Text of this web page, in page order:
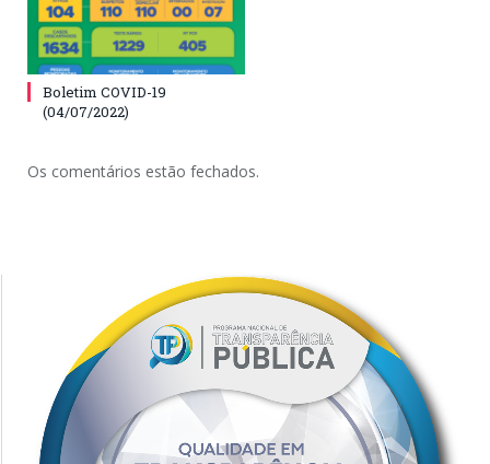
Boletim COVID-19
(04/07/2022)
Os comentários estão fechados.